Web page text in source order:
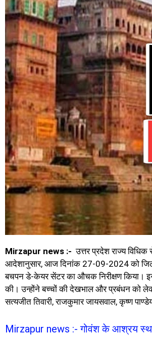
Mirzapur news :- उत्तर प्रदेश राज्य
आदेशानुसार, आज दिनांक 27-09-2024 को जिला
बचपन डे-केयर सेंटर का औचक निरीक्षण किया।
की। उन्होंने बच्चों की देखभाल और प्रबंधन को
सत्यजीत तिवारी, राजकुमार जायसवाल, कृष्ण
Mirzapur news :- गोवंश के आश्रय